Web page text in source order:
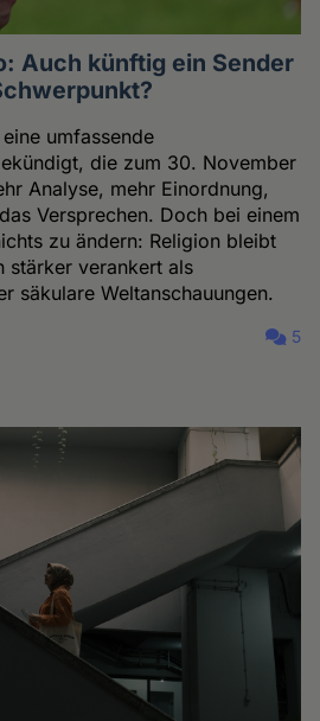
Auch künftig ein Sender
umfassende
die zum 30. November
Analyse, mehr Einordnung,
Versprechen. Doch bei einem
zu ändern: Religion bleibt
stärker verankert als
säkulare Weltanschauungen.
5